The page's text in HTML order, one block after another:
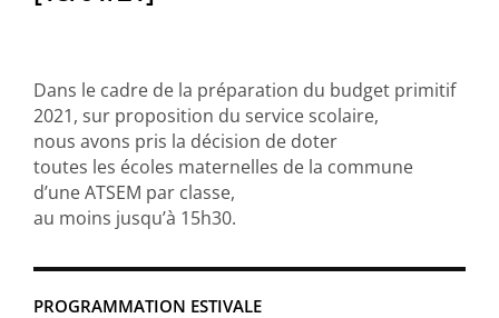
PROGRAMMATION ESTIVALE
Dans le cadre de la préparation du budget primitif
2021, sur proposition du service scolaire,
nous avons pris la décision de doter
toutes les écoles maternelles de la commune
d’une ATSEM par classe,
au moins jusqu’à 15h30.​